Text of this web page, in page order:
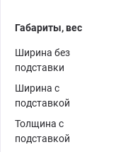
Габариты, вес
Ширина без
подставки
Ширина с
подставкой
Толщина с
подставкой